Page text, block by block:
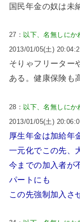
国民年金の奴は未
27： 以下、名無しに
2013/01/05(土)
そりゃフリーター
ある。健康保険も
28： 以下、名無しにか
2013/01/05(土)
厚生年金は加給年
一元化でこの先、
今までの加入者が
パートにも
この先強制加入さ